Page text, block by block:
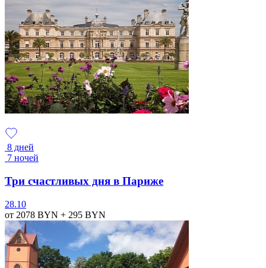
8 дней
7 ночей
Три счастливых дня в Париже
28.10
от 2078 BYN + 295 BYN